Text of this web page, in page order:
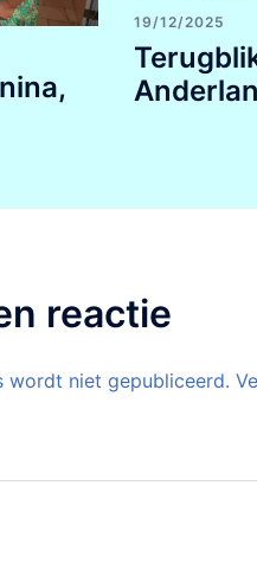
19/12/2025
reactie
wordt niet gepubliceerd.